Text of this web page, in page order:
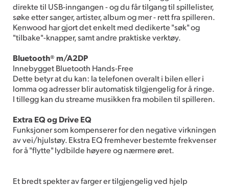
direkte til USB-inngangen - og du får tilgang til spillelister,
søke etter sanger, artister, album og mer - rett fra spilleren.
Kenwood har gjort det enkelt med dedikerte "søk" og
"tilbake"-knapper, samt andre praktiske verktøy.
Bluetooth® m/A2DP
Innebygget Bluetooth Hands-Free
Dette betyr at du kan: la telefonen overalt i bilen eller i
lomma og adresser blir automatisk tilgjengelig for å ringe.
I tillegg kan du streame musikken fra mobilen til spilleren.
Extra EQ og Drive EQ
Funksjoner som kompenserer for den negative virkningen
av vei/hjulstøy. Ekstra EQ fremhever bestemte frekvenser
for å "flytte" lydbilde høyere og nærmere øret.
Et bredt spekter av farger er tilgjengelig ved hjelp